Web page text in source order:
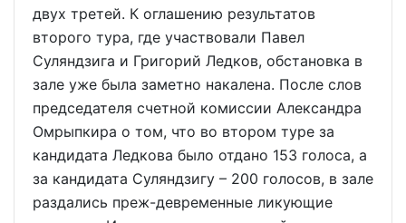
двух третей. К оглашению результатов
второго тура, где участвовали Павел
Суляндзига и Григорий Ледков, обстановка в
зале уже была заметно накалена. После слов
председателя счетной комиссии Александра
Омрыпкира о том, что во втором туре за
кандидата Ледкова было отдано 153 голоса, а
за кандидата Суляндзигу – 200 голосов, в зале
раздались преж-девременные ликующие